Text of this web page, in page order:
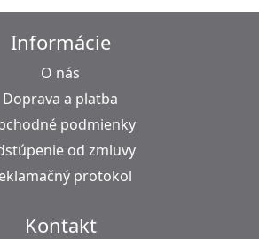
Informácie
O nás
Doprava a platba
podmienky
od zmluvy
protokol
Kontakt